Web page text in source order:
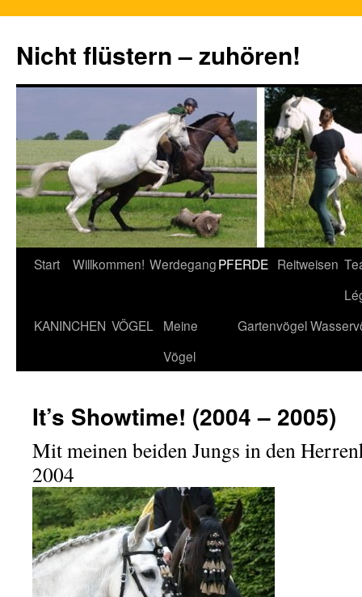
Nicht flüstern – zuhören!
Zum
springen
Start Willkommen! WerdegangPFERDE Reitweisen
KANINCHEN VÖGEL
Meine
Vögel
Gartenvögel
It’s Showtime! (2004 – 2005)
Mit meinen beiden Jungs in den
2004